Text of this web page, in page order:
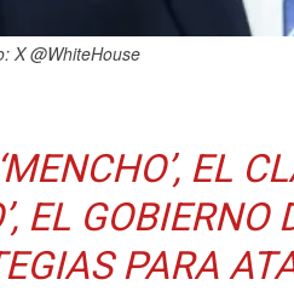
X @WhiteHouse
EL
EL
PARA